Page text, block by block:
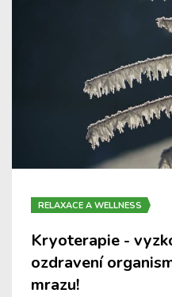
RELAXACE A WELLNESS
Kryoterapie -
ozdravení
mrazu!